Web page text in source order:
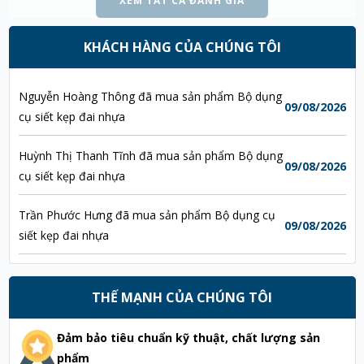
KHÁCH HÀNG CỦA CHÚNG TÔI
Trần Thị Diệu đã mua sản phẩm Bộ dụng cụ siết
Nguyễn Hoàng Thông đã mua sản phẩm Bộ dụng
cụ siết kẹp đai nhựa
09/08/2026
Huỳnh Thị Thanh Tĩnh đã mua sản phẩm Bộ dụng
cụ siết kẹp đai nhựa
09/08/2026
Trần Phước Hưng đã mua sản phẩm Bộ dụng cụ
siết kẹp đai nhựa
09/08/2026
Nguyễn Thị Thương đã mua sản phẩm Bộ dụng
cụ siết kẹp đai nhựa
Bùi Thị Chi đã mua sản phẩm Bộ dụng cụ siết kẹp
đai nhựa
09/08/2026
THẾ MẠNH CỦA CHÚNG TÔI
Đảm bảo tiêu chuẩn kỹ thuật, chất lượng sản
phẩm